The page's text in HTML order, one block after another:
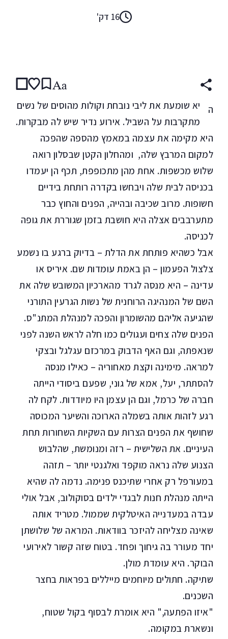
16 דק'
Aa
ה
יא שומעת את ליבי נובחת וקולות מהוסים של נשים
מתקרבות על השביל. אירוע נדיר שיש לה מבקרות.
היא מקימה את עצמה במאמץ מהספה שהפכה
למקום המרבץ שלה, ומהחלון הקטן שבסלון רואה
שלוש מכשפות. אחת מהן מתכופפת, תכף הן יעמדו
בכניסה לבית שלה ויבחשו בקדרה רותחת בידיים
חשופות. מרוב שכיבה ובהייה, הפנים והחוץ כבר
מתערבבים אצלה היא חושבת בזמן שגוררת את גופה
לכניסה.
אבל כשהיא פותחת את הדלת – בדיוק ברגע בו נשמע
צלצול הפעמון – הן באמת עומדות שם. איריס או
עדינה – היא מנסה לגרד מהארכיון המשובש שלה את
השם של המנהיגה הרוחנית של נשות הגרעין התורני
שהגיעה אליהם מהשומרון והפכה למנהלת המתנ"ס.
הפנים שלה צחים ועגולים כמו חלה לראש השנה לפני
שנאפתה, וגם האף הדבוק במרכזם עגלגל ובצקי
למראה. מימינה וקצת מאחוריה – כאילו מנסה
להסתתר, יעל, אמא של גוני, שפעם ביסודי הייתה
חברה של כרמל, וגם הן עצמן היו מיודדות. לקח לה
רגע לזהות אותה בשמלה הארוכה והשיער המכוסה
שחושף את הפנים הצרות עם השקיות השחורות תחת
העיניים. את השלישית – רזה ומנומשת, שהלבוש
הצנוע שלה נראה מוקפד ואלגנטי יותר – תזהה
במעורפל רק אחרי שתיכנס פנימה. נדמה לה שהיא
הייתה מנהלת חנות לבגדי ילדים בסוקולוב, אבל אולי
עבדה במעדנייה האיטלקית שממול. מטריד אותה
שאינה מצליחה להיזכר בוודאות. המראה של שלושתן
יחד מעורר בה גיחוך ופחד. בטוח שזה קשור לאירועי
הבוקר. היא עומדת מולן.
שתיקה. חתולים מיוחמים מייללים בפראות בחצר
השכנים.
"איזו הפתעה," היא אומרת לבסוף בקול שטוח,
ונשארת במקומה.